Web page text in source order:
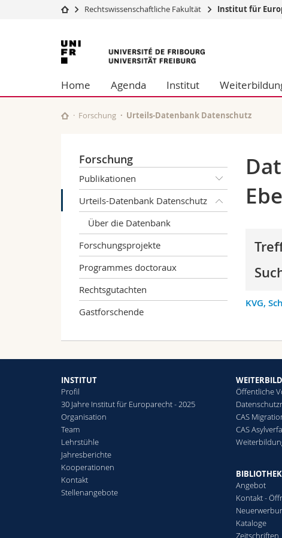
Universität
Studium
Forschung
Universität
Weiterbildung
Wirtschafts- und
Philosophische
Fak. für
Rechtswissenschaftliche Fakultät Institut für
Universität
Freiburg
Home Agenda Institut
Forschung Urteils-Datenbank Datenschutz
Forschung
Publikationen
Urteils-Datenbank Datenschutz
Über die Datenbank
Forschungsprojekte
Programmes doctoraux
Rechtsgutachten
Gastforschende
KVG,
INSTITUT
Profil
30 Jahre Institut für Europarecht - 2025
Organisation
Team
Lehrstühle
Jahresberichte
Kooperationen
Kontakt
Stellenangebote
Öffentliche
CAS
CAS
BIBLIOTHEK
Angebot
Kontakt -
Kataloge
Zeitschriften